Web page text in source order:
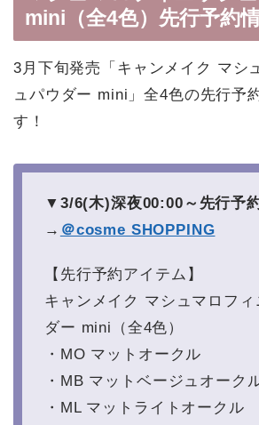
mini（全4色）先行予約
3月下旬発売「キャンメイク マシ
ュパウダー mini」全4色の先行予
す！
▼3/6(木)深夜00:00～先行予
→ ＠cosme SHOPPING
【先行予約アイテム】
キャンメイク マシュマロフィ
ダー mini（全4色）
・MO マットオークル
・MB マットベージュオーク
・ML マットライトオークル